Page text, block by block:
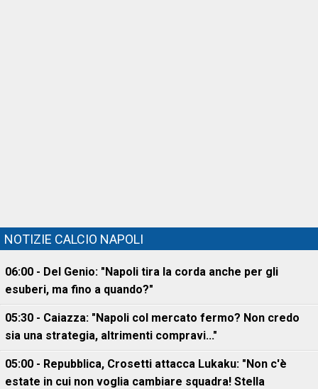
NOTIZIE CALCIO NAPOLI
06:00 - Del Genio: "Napoli tira la corda anche per gli
esuberi, ma fino a quando?"
05:30 - Caiazza: "Napoli col mercato fermo? Non credo
sia una strategia, altrimenti compravi..."
05:00 - Repubblica, Crosetti attacca Lukaku: "Non c'è
estate in cui non voglia cambiare squadra! Stella